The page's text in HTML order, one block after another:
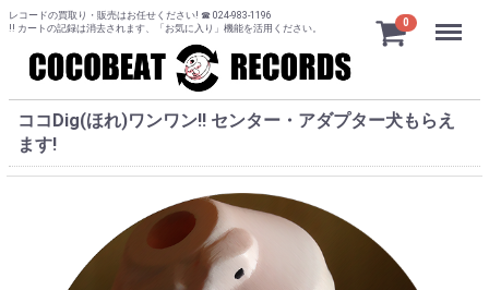
レコードの買取り・販売はお任せください! ☎ 024-983-1196
!! カートの記録は消去されます、「お気に入り」機能を活用ください。
0 Menu
ココDig(ほれ)ワンワン!! センター・アダプター犬もらえ
ます!